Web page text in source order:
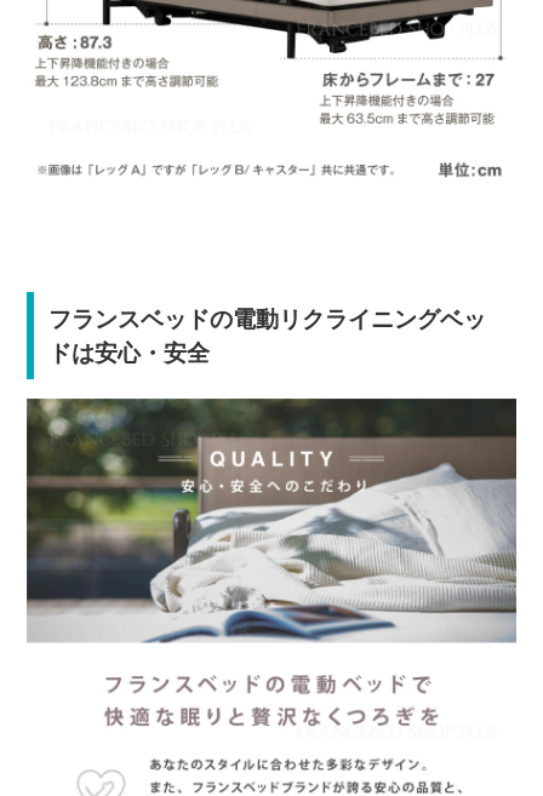
フランスベッドの電動リクライニングベッ
ドは安心・安全